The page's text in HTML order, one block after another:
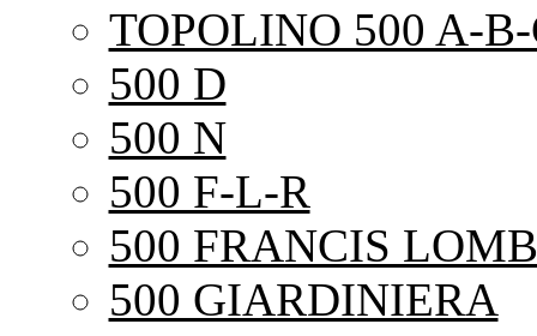
TOPOLINO 500 A-
500 D
500 N
500 F-L-R
500 FRANCIS
500 GIARDINIERA